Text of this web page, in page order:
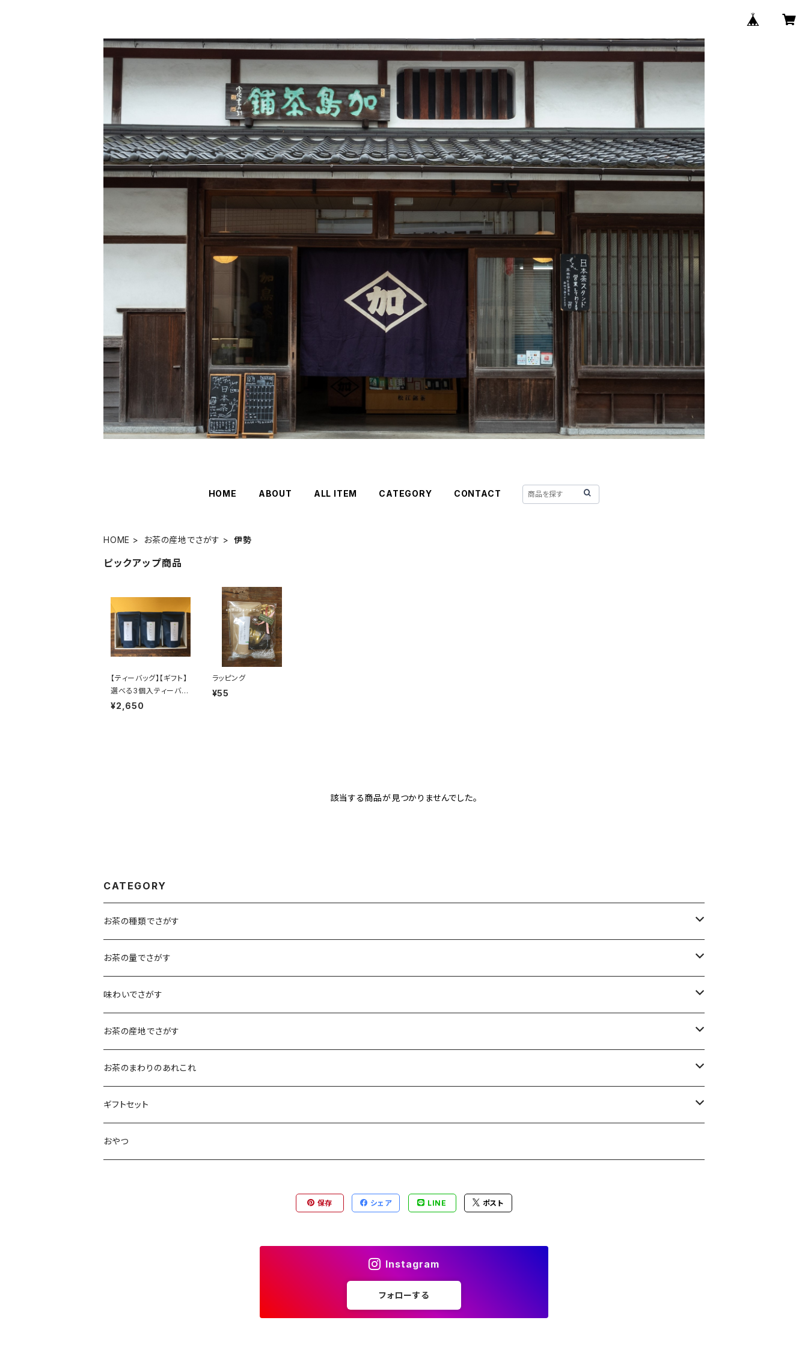
HOME ABOUT ALL ITEM CATEGORY CONTACT
HOME お茶の産地でさがす 伊勢
ピックアップ商品
【ティーバッグ】【ギフト】
選べる3個入ティーバッ
グセット
¥2,650
ラッピング
¥55
該当する商品が見つかりませんでした。
CATEGORY
お茶の種類でさがす
煎茶
小袋（12g）
大袋（70g）
抹茶
水出し煎茶
玄米茶
ほうじ茶
フレーバーティー
お茶の量でさがす
70ｇ
12ｇ
30g
▶︎ティーバッグ10個入
ティーバッグ1個入
味わいでさがす
まろやか
すっきり
水出し煎茶
フルーティー
コクがある
お茶の産地でさがす
島根・鳥取のお茶
島根のお茶
鳥取のお茶
九州のお茶
八女茶
近畿・東海のお茶
お茶のまわりのあれこれ
フィルタインボトル
急須
ギフトセット
煎茶ギフト
おやつ
保存 シェア LINE ポスト
Instagram
フォローする